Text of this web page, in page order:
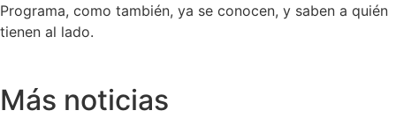
Programa, como también, ya se conocen, y saben a quién
tienen al lado.
Más noticias